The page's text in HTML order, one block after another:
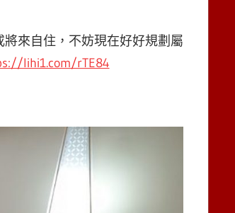
來自住，不妨現在好好規劃屬
lihi1.com/rTE84